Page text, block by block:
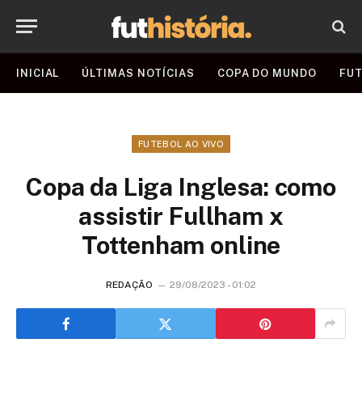
INICIAL ÚLTIMAS NOTÍCIAS COPA DO MUNDO
FUTEBOL AO VIVO
Copa da Liga Inglesa: como
assistir Fullham x
Tottenham online
REDAÇÃO 29/08/2023 - 01:02